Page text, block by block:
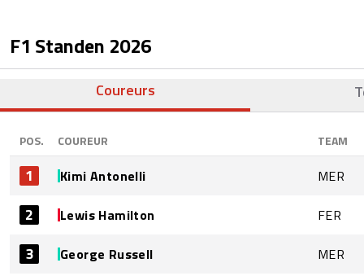
F1 Standen 2026
Coureurs
POS. COUREUR TEAM
1 Kimi Antonelli MER
2 Lewis Hamilton FER
3 George Russell MER